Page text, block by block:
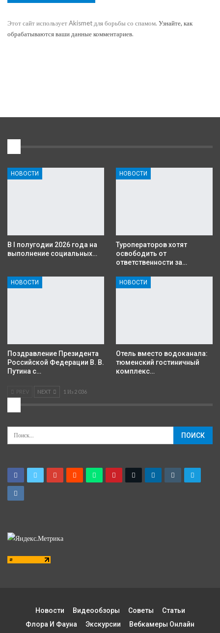
Этот сайт использует Akismet для борьбы со спамом. Узнайте, как
обрабатываются ваши данные комментариев.
НОВОСТИ
В I полугодии 2026 года на
выполнение социальных…
НОВОСТИ
Туроператоров хотят
освободить от
ответственности за…
НОВОСТИ
Поздравление Президента
Российской Федерации В. В.
Путина с…
НОВОСТИ
Отель вместо водоканала:
тюменский гостиничный
комплекс…
PREV NEXT 1 Из 2 036
Новости Видеообзоры Советы
Статьи
Флора И Фауна
Экскурсии Вебкамеры Онлайн